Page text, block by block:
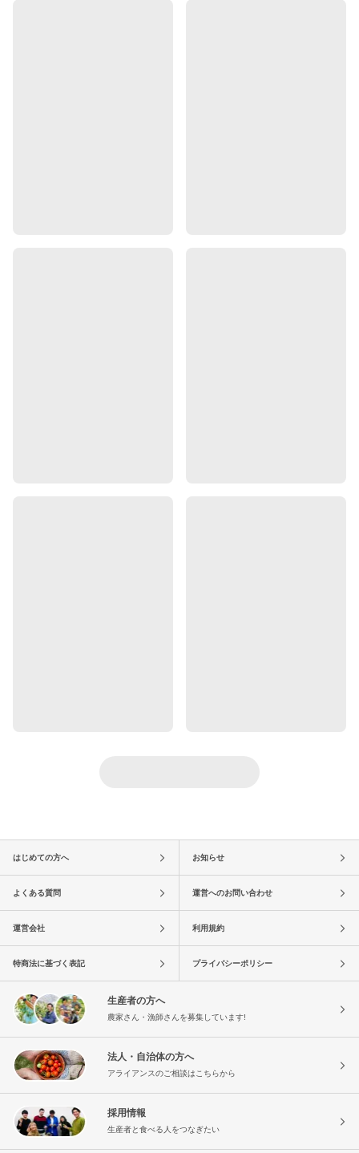
はじめての方へ お知らせ
よくある質問 運営へのお問い合わせ
運営会社 利用規約
特商法に基づく表記 プライバシーポリシー
生産者の方へ
農家さん・漁師さんを募集しています!
法人・自治体の方へ
アライアンスのご相談はこちらから
採用情報
生産者と食べる人をつなぎたい